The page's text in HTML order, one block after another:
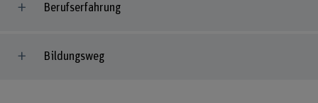
Berufserfahrung
Bildungsweg